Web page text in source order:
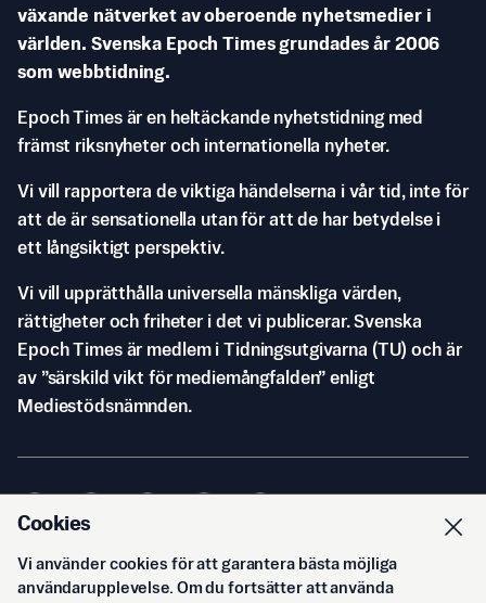
växande nätverket av oberoende nyhetsmedier i
världen. Svenska Epoch Times grundades år 2006
som webbtidning.
Epoch Times är en heltäckande nyhetstidning med
främst riksnyheter och internationella nyheter.
Vi vill rapportera de viktiga händelserna i vår tid, inte för
att de är sensationella utan för att de har betydelse i
ett långsiktigt perspektiv.
Vi vill upprätthålla universella mänskliga värden,
rättigheter och friheter i det vi publicerar. Svenska
Epoch Times är medlem i Tidningsutgivarna (TU) och är
av ”särskild vikt för mediemångfalden” enligt
Mediestödsnämnden.
© Svenska Epoch Times AB2026
Cookies
Vi använder cookies för att garantera bästa möjliga
användarupplevelse. Om du fortsätter att använda